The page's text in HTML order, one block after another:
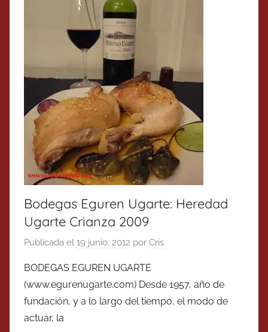
Bodegas Eguren Ugarte: Heredad
Ugarte Crianza 2009
Publicada el 19 junio, 2012 por Cris
BODEGAS EGUREN UGARTE
(www.egurenugarte.com) Desde 1957, año de
fundación, y a lo largo del tiempo, el modo de
actuar, la